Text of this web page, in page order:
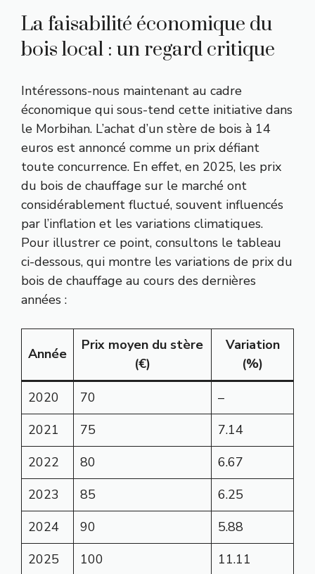
La faisabilité économique du
bois local : un regard critique
Intéressons-nous maintenant au cadre
économique qui sous-tend cette initiative dans
le Morbihan. L’achat d’un stère de bois à 14
euros est annoncé comme un prix défiant
toute concurrence. En effet, en 2025, les prix
du bois de chauffage sur le marché ont
considérablement fluctué, souvent influencés
par l’inflation et les variations climatiques.
Pour illustrer ce point, consultons le tableau
ci-dessous, qui montre les variations de prix du
bois de chauffage au cours des dernières
années :
Année
Prix moyen du stère
(€)
Variation
(%)
2020
70
–
2021
75
7.14
2022
80
6.67
2023
85
6.25
2024
90
5.88
2025
100 11.11